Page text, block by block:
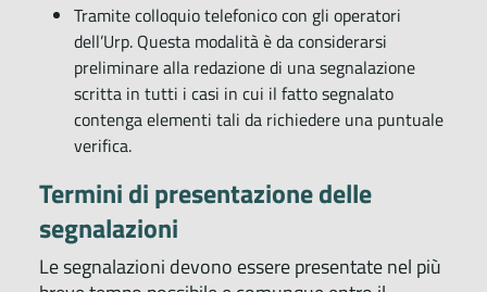
Tramite colloquio telefonico con gli operatori
dell’Urp. Questa modalità è da considerarsi
preliminare alla redazione di una segnalazione
scritta in tutti i casi in cui il fatto segnalato
contenga elementi tali da richiedere una puntuale
verifica.
Termini di presentazione delle
segnalazioni
Le segnalazioni devono essere presentate nel più